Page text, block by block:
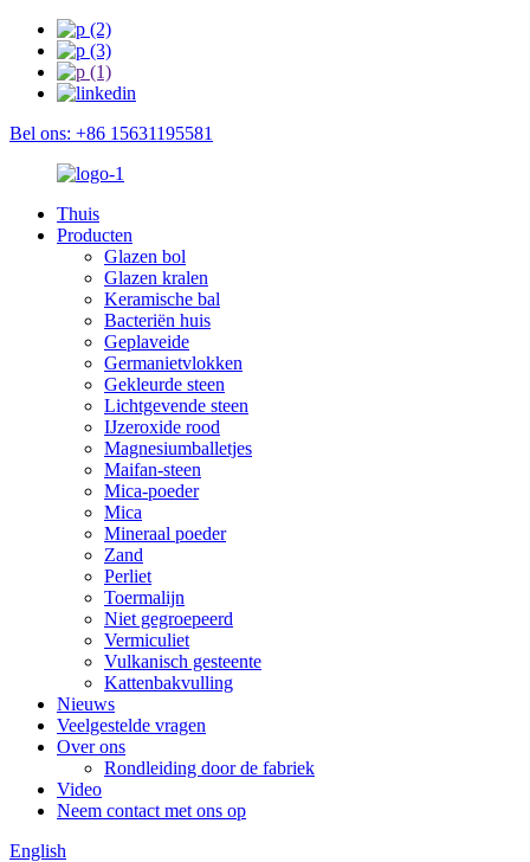
Bel ons: +86 15631195581
Thuis
Producten
Glazen bol
Glazen kralen
Keramische bal
Bacteriën huis
Geplaveide
Germanietvlokken
Gekleurde steen
Lichtgevende steen
IJzeroxide rood
Magnesiumballetjes
Maifan-steen
Mica-poeder
Mica
Mineraal poeder
Zand
Perliet
Toermalijn
Niet gegroepeerd
Vermiculiet
Vulkanisch gesteente
Kattenbakvulling
Nieuws
Veelgestelde vragen
Over ons
Rondleiding door de fabriek
Video
Neem contact met ons op
English